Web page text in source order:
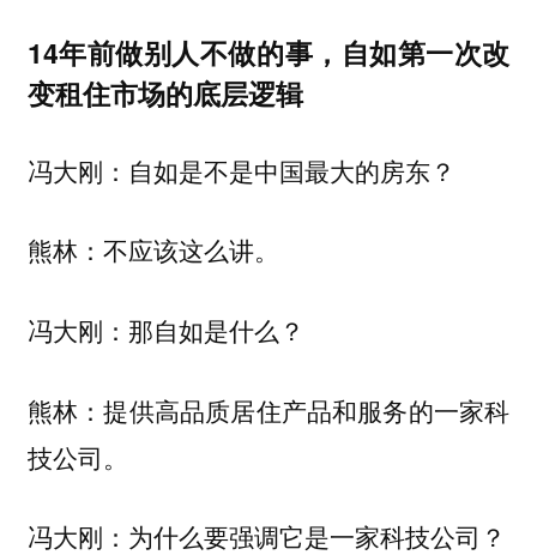
14年前做别人不做的事，自如第一次改
变租住市场的底层逻辑
冯大刚：自如是不是中国最大的房东？
熊林： 不应该这么讲。
冯大刚：那自如是什么？
熊林：提供高品质居住产品和服务的一家科
技公司。
冯大刚：为什么要强调它是一家科技公司？